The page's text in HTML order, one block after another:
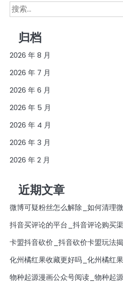
搜
索：
归档
2026 年 8 月
2026 年 7 月
2026 年 6 月
2026 年 5 月
2026 年 4 月
2026 年 3 月
2026 年 2 月
近期文章
微博可疑粉丝怎么解除_如何清理
抖音买评论的平台_抖音评论购买
卡盟抖音砍价_抖音砍价卡盟玩法
化州橘红果收藏更好吗_化州橘红
物种起源漫画公众号阅读_物种起